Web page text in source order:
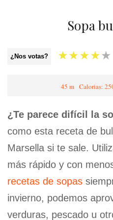
Sopa
¿Nos votas? ★★★★★
45 m Calorias:
¿Te parece difícil la
como esta receta de
Marsella si te sale.
más rápido y con
recetas de sopas
invierno, podemos
verduras, pescado u